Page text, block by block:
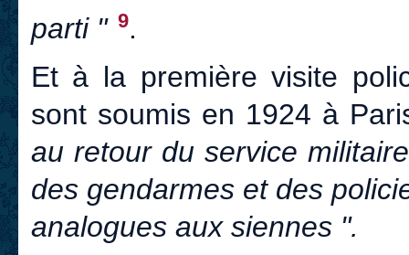
parti " 9.
Et à la première visite
sont soumis en 1924 à
au retour du service
des gendarmes et des
analogues aux siennes ".